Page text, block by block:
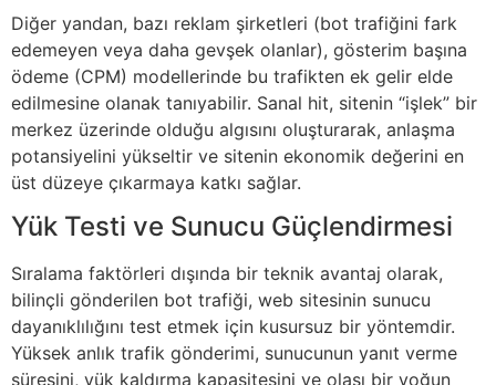
Diğer yandan, bazı reklam şirketleri (bot trafiğini fark
edemeyen veya daha gevşek olanlar), gösterim başına
ödeme (CPM) modellerinde bu trafikten ek gelir elde
edilmesine olanak tanıyabilir. Sanal hit, sitenin “işlek” bir
merkez üzerinde olduğu algısını oluşturarak, anlaşma
potansiyelini yükseltir ve sitenin ekonomik değerini en
üst düzeye çıkarmaya katkı sağlar.
Yük Testi ve Sunucu Güçlendirmesi
Sıralama faktörleri dışında bir teknik avantaj olarak,
bilinçli gönderilen bot trafiği, web sitesinin sunucu
dayanıklılığını test etmek için kusursuz bir yöntemdir.
Yüksek anlık trafik gönderimi, sunucunun yanıt verme
süresini, yük kaldırma kapasitesini ve olası bir yoğun